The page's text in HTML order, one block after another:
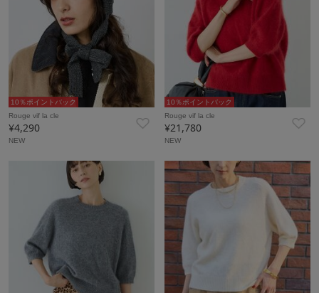
10％ポイントバック
Rouge vif la cle
¥4,290
NEW
10％ポイントバック
Rouge vif la cle
¥21,780
NEW